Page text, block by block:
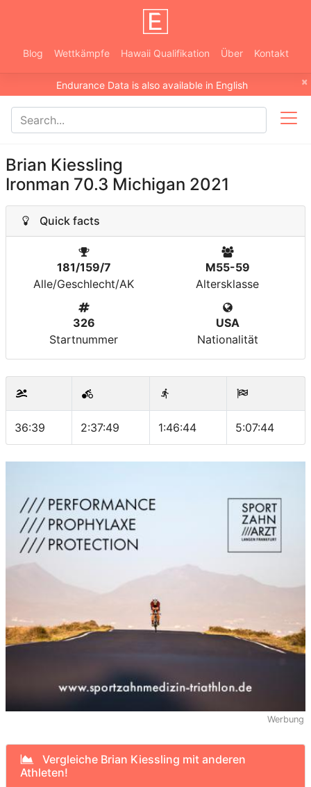
Blog Wettkämpfe Hawaii Qualifikation Über Kontakt
×
Endurance Data is also available in English
Brian Kiessling
Ironman 70.3 Michigan 2021
Quick facts
181/159/7
Alle/Geschlecht/AK
M55-59
Altersklasse
326
Startnummer
USA
Nationalität
36:39 2:37:49 1:46:44 5:07:44
Werbung
Vergleiche Brian Kiessling mit anderen
Athleten!